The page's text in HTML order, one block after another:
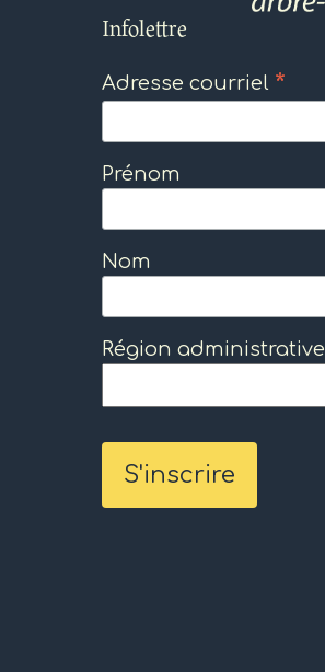
Infolettre
Adresse courriel *
Prénom
Nom
Région administrative